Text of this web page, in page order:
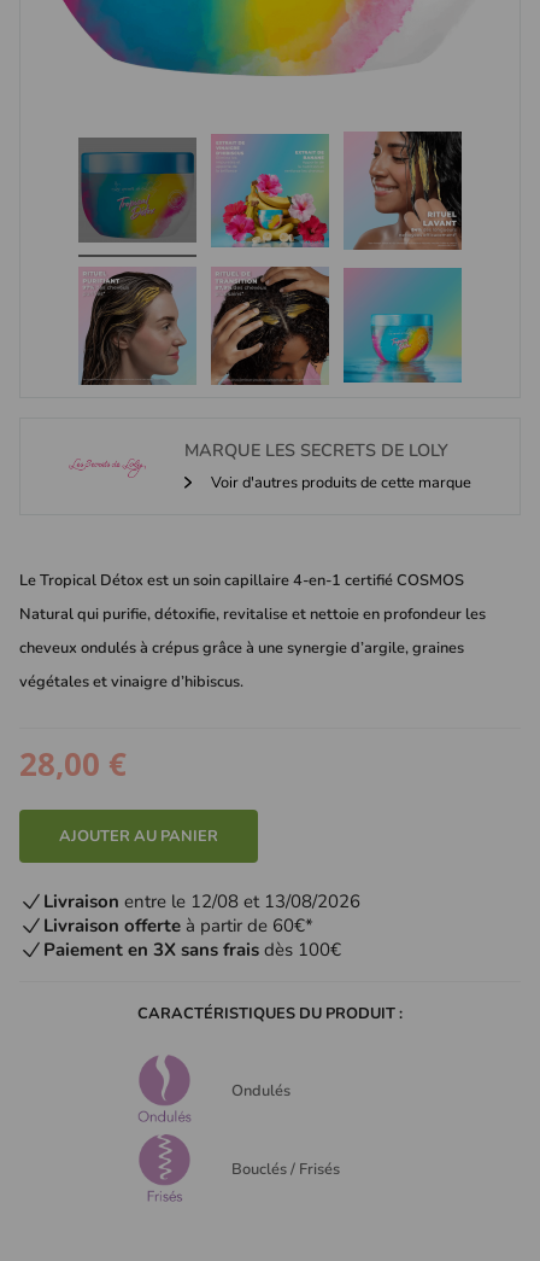
MARQUE LES SECRETS DE LOLY
Voir d'autres produits de cette marque
Le Tropical Détox est un soin capillaire 4-en-1 certifié COSMOS
Natural qui purifie, détoxifie, revitalise et nettoie en profondeur les
cheveux ondulés à crépus grâce à une synergie d’argile, graines
végétales et vinaigre d’hibiscus.
28,00 €
AJOUTER AU PANIER
Livraison entre le 12/08 et 13/08/2026
Livraison offerte à partir de 60€*
Paiement en 3X sans frais dès 100€
CARACTÉRISTIQUES DU PRODUIT :
Ondulés
Bouclés / Frisés